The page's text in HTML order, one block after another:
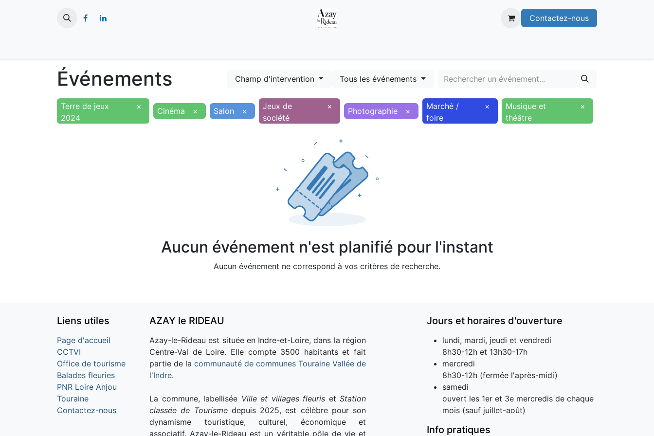
Contactez-nous
Événements Champ d'intervention Tous les événements
Terre de jeux
2024
× Cinéma × Salon ×
Jeux de
société
× Photographie ×
Marché /
foire
×
Musique et
théâtre
×
Aucun événement n'est planifié pour l'instant
Aucun événement ne correspond à vos critères de recherche.
Liens utiles
Page d'accueil
CCTVI
Office de tourisme
Balades fleuries
PNR Loire Anjou
Touraine
Contactez-nous
AZAY le RIDEAU
Azay-le-Rideau est située en Indre-et-Loire, dans la région
Centre-Val de Loire. Elle compte 3500 habitants et fait
partie de la communauté de communes Touraine Vallée de
l'Indre.
La commune, labellisée Ville et villages fleuris et Station
classée de Tourismedepuis 2025, est célèbre pour son
dynamisme touristique, culturel, économique et
associatif. Azay-le-Rideau est un véritable pôle de vie et
Jours et horaires d'ouverture
lundi, mardi, jeudi et vendredi
8h30-12h et 13h30-17h
mercredi
8h30-12h (fermée l'après-midi)
samedi
ouvert les 1er et 3e mercredis de chaque
mois (sauf juillet-août)
Info pratiques